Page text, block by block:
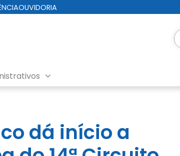
OUVIDORIA
dá início a